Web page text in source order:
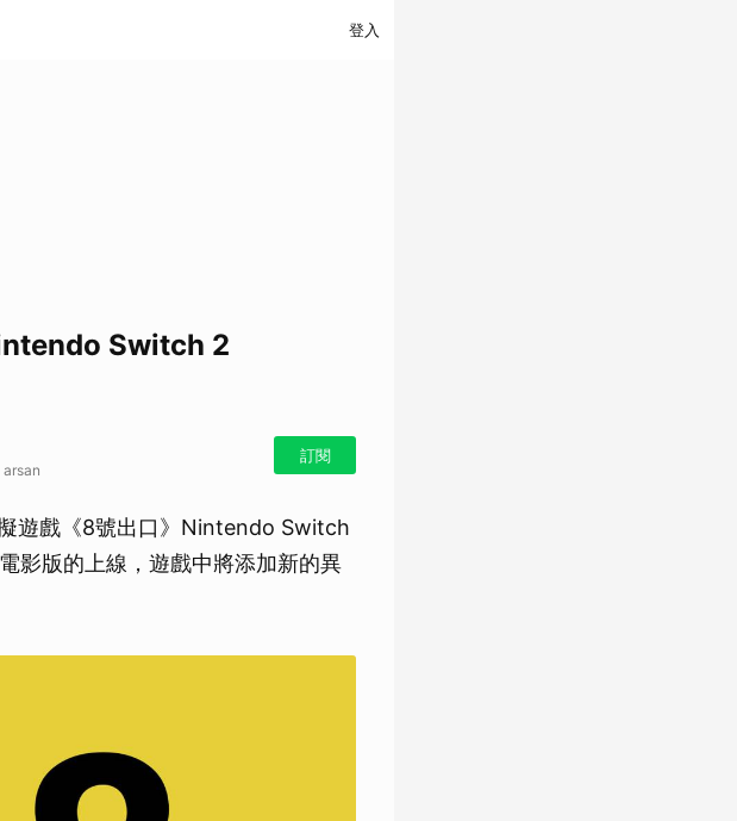
登入
Switch 2
訂閱
遊戲《8號出口》Nintendo Switch
影版的上線，遊戲中將添加新的異